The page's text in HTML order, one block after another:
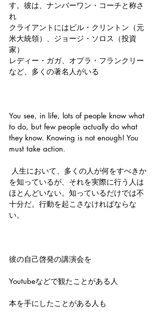
す。彼は、ナンバーワン・コーチと称さ
れ
クライアントにはビル・クリントン（元
米大統領）、ジョージ・ソロス（投資
家）
レディー・ガガ、オプラ・フランクリー
など、多くの著名人がいる
You see, in life, lots of people know what
to do, but few people actually do what
they know. Knowing is not enough! You
must take action.
を知っているが、それを実際に行う人は
ほとんどいない。知っているだけでは不
十分だ。行動を起こさなければならな
い。
彼の自己啓発の講演会を
Youtubeなどで観たことがある人
本を手にしたことがある人も